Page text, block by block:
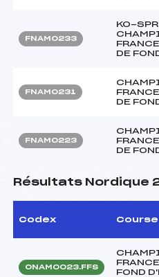
FNAM0233
KO-
DE
FNAM0231
DE
FNAM0223
DE
Résultats Nordique
Codex Course
ONAM0023.FFS
FOND